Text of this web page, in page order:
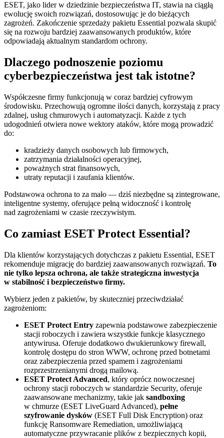
ESET, jako lider w dziedzinie bezpieczeństwa IT, stawia na ciągłą
ewolucję swoich rozwiązań, dostosowując je do bieżących
zagrożeń. Zakończenie sprzedaży pakietu Essential pozwala skupić
się na rozwoju bardziej zaawansowanych produktów, które
odpowiadają aktualnym standardom ochrony.
Dlaczego podnoszenie poziomu
cyberbezpieczeństwa jest tak istotne?
Współczesne firmy funkcjonują w coraz bardziej cyfrowym
środowisku. Przechowują ogromne ilości danych, korzystają z pracy
zdalnej, usług chmurowych i automatyzacji. Każde z tych
udogodnień otwiera nowe wektory ataków, które mogą prowadzić
do:
kradzieży danych osobowych lub firmowych,
zatrzymania działalności operacyjnej,
poważnych strat finansowych,
utraty reputacji i zaufania klientów.
Podstawowa ochrona to za mało — dziś niezbędne są zintegrowane,
inteligentne systemy, oferujące pełną widoczność i kontrolę
nad zagrożeniami w czasie rzeczywistym.
Co zamiast ESET Protect Essential?
Dla klientów korzystających dotychczas z pakietu Essential, ESET
rekomenduje migrację do bardziej zaawansowanych rozwiązań. To
nie tylko lepsza ochrona, ale także strategiczna inwestycja
w stabilność i bezpieczeństwo firmy.
Wybierz jeden z pakietów, by skuteczniej przeciwdziałać
zagrożeniom:
ESET Protect Entry zapewnia podstawowe zabezpieczenie
stacji roboczych i zawiera wszystkie funkcje klasycznego
antywirusa. Oferuje dodatkowo dwukierunkowy firewall,
kontrolę dostępu do stron WWW, ochronę przed botnetami
oraz zabezpieczenia przed spamem i zagrożeniami
rozprzestrzenianymi drogą mailową.
ESET Protect Advanced, który oprócz nowoczesnej
ochrony stacji roboczych w standardzie Security, oferuje
zaawansowane mechanizmy, takie jak sandboxing
w chmurze (ESET LiveGuard Advanced), pełne
szyfrowanie dysków (ESET Full Disk Encryption) oraz
funkcję Ransomware Remediation, umożliwiającą
automatyczne przywracanie plików z bezpiecznych kopii,